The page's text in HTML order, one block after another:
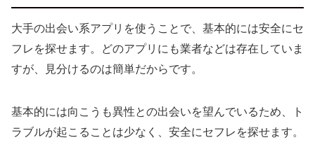
大手の出会い系アプリを使うことで、基本的には安全にセ
フレを探せます。どのアプリにも業者などは存在していま
すが、見分けるのは簡単だからです。
基本的には向こうも異性との出会いを望んでいるため、ト
ラブルが起こることは少なく、安全にセフレを探せます。